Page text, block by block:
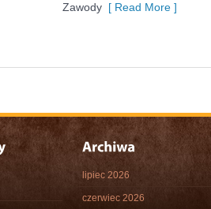
Zawody [ Read More ]
lipiec 2026
czerwiec 2026